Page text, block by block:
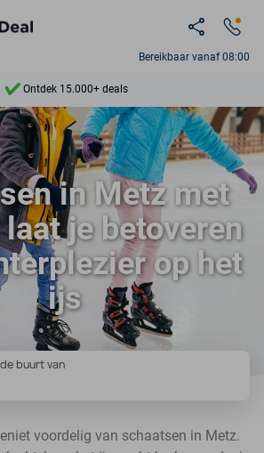
Bereikbaar vanaf 08:00
Ontdek 15.000+ deals
7 dagen per week beschikbaar
10+ miljoen leden
9,4
Ontdek 15.000+ deals
in Metz met
je betoveren
op het
ijs
buurt van
voordelig van schaatsen in Metz.